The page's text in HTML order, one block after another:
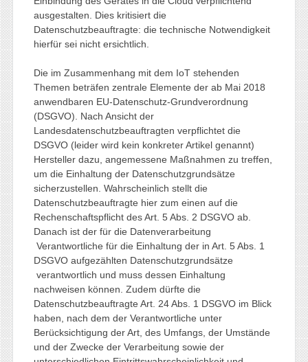
ausgestalten. Dies kritisiert die
Datenschutzbeauftragte: die technische Notwendigkeit
hierfür sei nicht ersichtlich.
Die im Zusammenhang mit dem IoT stehenden
Themen beträfen zentrale Elemente der ab Mai 2018
anwendbaren EU-Datenschutz-Grundverordnung
(DSGVO). Nach Ansicht der
Landesdatenschutzbeauftragten verpflichtet die
DSGVO (leider wird kein konkreter Artikel genannt)
Hersteller dazu, angemessene Maßnahmen zu treffen,
um die Einhaltung der Datenschutzgrundsätze
sicherzustellen. Wahrscheinlich stellt die
Datenschutzbeauftragte hier zum einen auf die
Rechenschaftspflicht des Art. 5 Abs. 2 DSGVO ab.
Danach ist der für die Datenverarbeitung
Verantwortliche für die Einhaltung der in Art. 5 Abs. 1
DSGVO aufgezählten Datenschutzgrundsätze
verantwortlich und muss dessen Einhaltung
nachweisen können. Zudem dürfte die
Datenschutzbeauftragte Art. 24 Abs. 1 DSGVO im Blick
haben, nach dem der Verantwortliche unter
Berücksichtigung der Art, des Umfangs, der Umstände
und der Zwecke der Verarbeitung sowie der